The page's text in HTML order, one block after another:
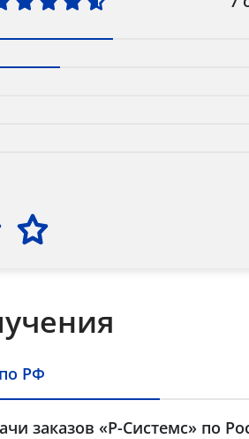
РФ
заказов «Р-Системс» по